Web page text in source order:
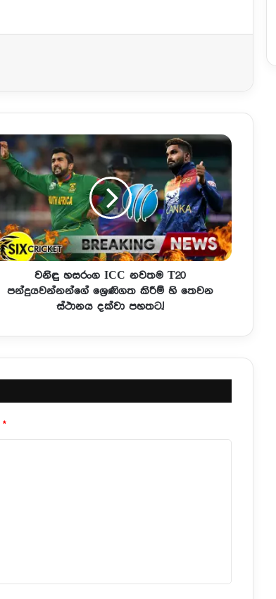
වනිඳු හසරංග ICC නවතම T20
පන්දුයවන්නන්ගේ ශ්‍රෙණිගත කිරීම් හි තෙවන
ස්ථානය දක්වා පහතට.!
*